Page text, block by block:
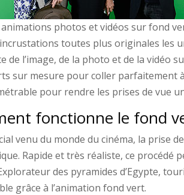
animations photos et vidéos sur fond
toutes plus originales les
de l’image, de la photo et de la vidéo
sur mesure pour coller parfaitement
pour rendre les prises de vue
fonctionne le fond
venu du monde du cinéma, la prise
Rapide et très réaliste, ce procédé
des pyramides d’Egypte,
grâce à l’animation fond vert.